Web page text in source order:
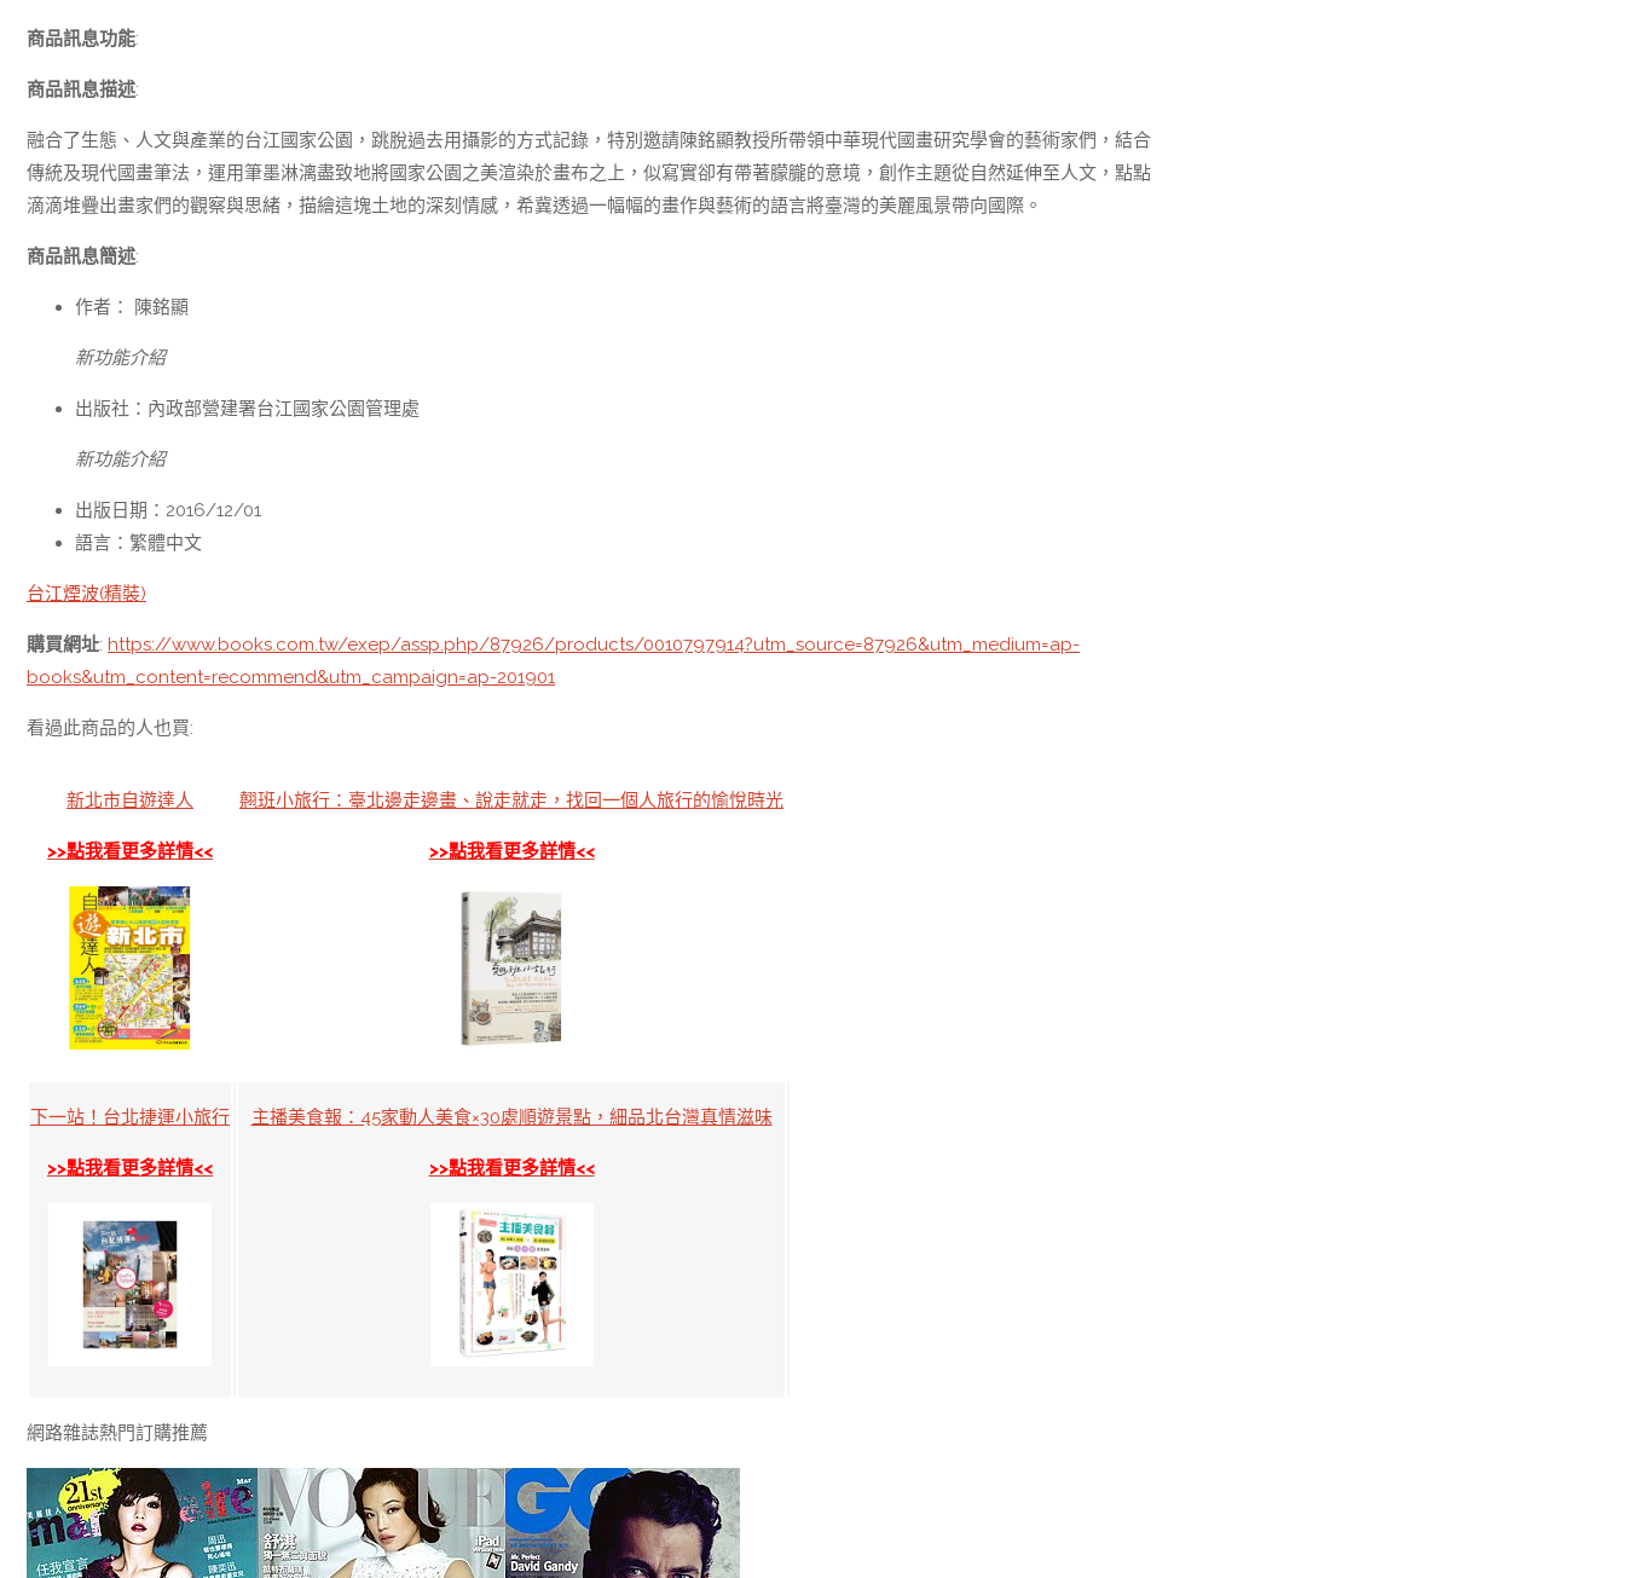
商品訊息功能:
商品訊息描述:
融合了生態、人文與產業的台江國家公園，跳脫過去用攝影的方式記錄，特別邀請陳銘顯教授所帶領中華現代國畫研究學會的藝術家們，結合
傳統及現代國畫筆法，運用筆墨淋漓盡致地將國家公園之美渲染於畫布之上，似寫實卻有帶著朦朧的意境，創作主題從自然延伸至人文，點點
滴滴堆疊出畫家們的觀察與思緒，描繪這塊土地的深刻情感，希冀透過一幅幅的畫作與藝術的語言將臺灣的美麗風景帶向國際。
商品訊息簡述:
作者： 陳銘顯
新功能介紹
出版社： 內政部營建署台江國家公園管理處
新功能介紹
出版日期：2016/12/01
語言：繁體中文
台江煙波(精裝)
購買網址: https://www.books.com.tw/exep/assp.php/87926/products/0010797914?utm_source=87926&utm_medium=ap-
books&utm_content=recommend&utm_campaign=ap-201901
看過此商品的人也買:
新北市自遊達人
>>點我看更多詳情<<
翹班小旅行：臺北邊走邊畫、說走就走，找回一個人旅行的愉悅時光
>>點我看更多詳情<<
下一站！台北捷運小旅行
>>點我看更多詳情<<
主播美食報：45家動人美食×30處順遊景點，細品北台灣真情滋味
>>點我看更多詳情<<
網路雜誌熱門訂購推薦